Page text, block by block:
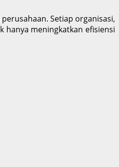
Setiap organisasi,
meningkatkan efisiensi